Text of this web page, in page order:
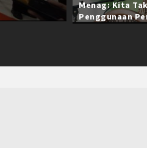
Menag: Kita
Penggunaan